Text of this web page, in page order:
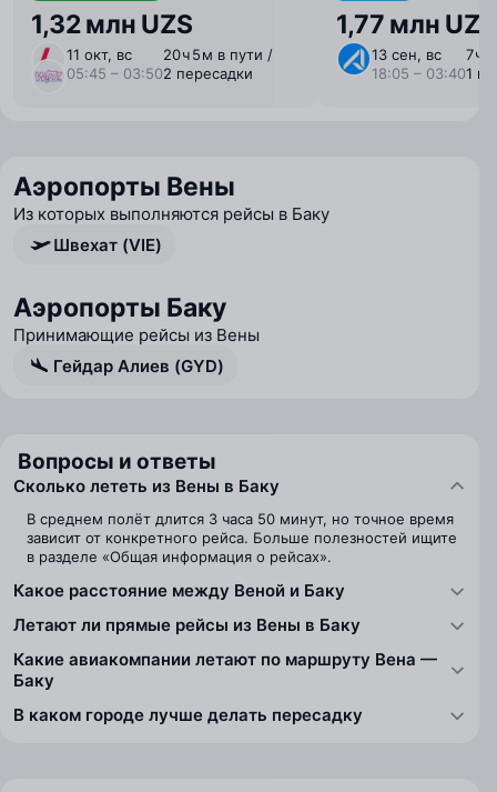
1,32 млн UZS
11 окт, вс
05:45 – 03:50
20 ⁠ч 5 ⁠м в пути /
2 пересадки
1,77 млн UZS
13 сен, вс
18:05 – 03:40
7 ⁠ч
1
Аэропорты Вены
Из которых выполняются рейсы в Баку
Швехат (VIE)
Аэропорты Баку
Принимающие рейсы из Вены
Гейдар Алиев (GYD)
Вопросы и ответы
Сколько лететь из Вены в Баку
В среднем полёт длится 3 часа 50 минут, но точное время
зависит от конкретного рейса. Больше полезностей ищите
в разделе «Общая информация о рейсах».
Какое расстояние между Веной и Баку
Летают ли прямые рейсы из Вены в Баку
Какие авиакомпании летают по маршруту Вена —
Баку
В каком городе лучше делать пересадку